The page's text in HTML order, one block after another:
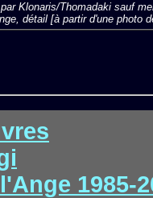
Klonaris/Thomadaki sauf
détail [à partir d'une photo
1985-